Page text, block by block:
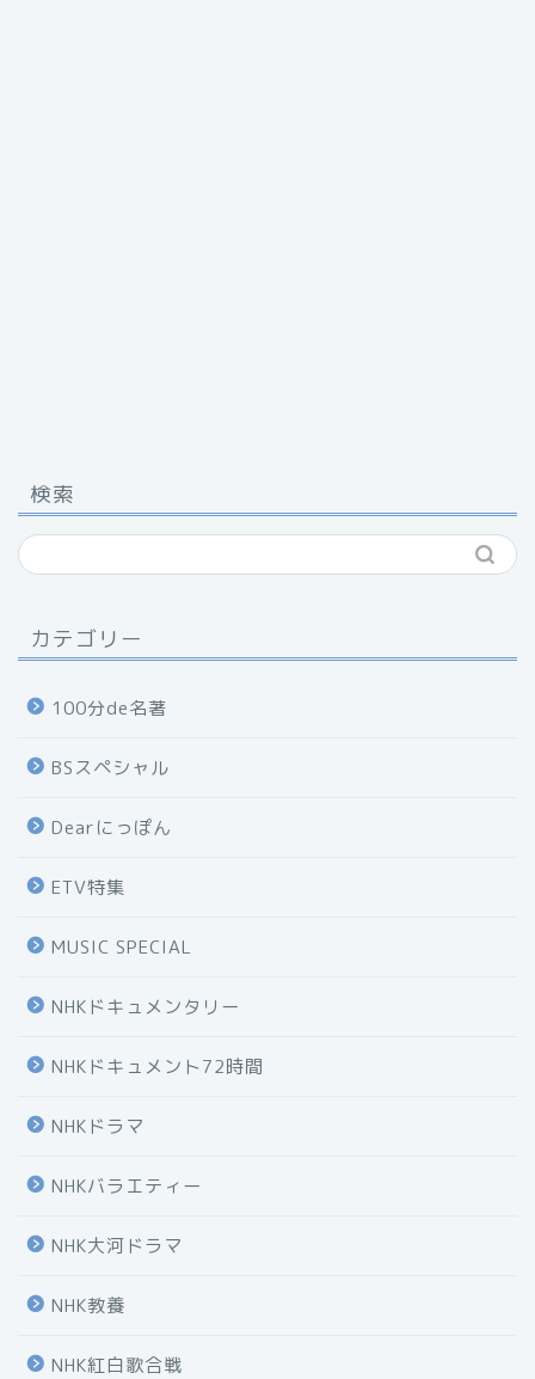
検索
カテゴリー
100分de名著
BSスペシャル
Dearにっぽん
ETV特集
MUSIC SPECIAL
NHKドキュメンタリー
NHKドキュメント72時間
NHKドラマ
NHKバラエティー
NHK大河ドラマ
NHK教養
NHK紅白歌合戦